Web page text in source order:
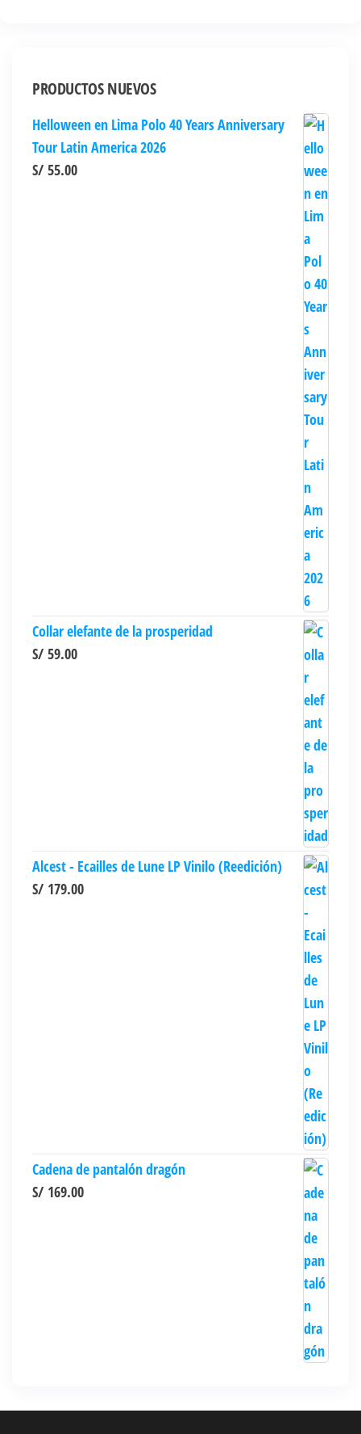
PRODUCTOS NUEVOS
Helloween en Lima Polo 40 Years Anniversary
Tour Latin America 2026
S/ 55.00
Collar elefante de la prosperidad
S/ 59.00
Alcest - Ecailles de Lune LP Vinilo (Reedición)
S/ 179.00
Cadena de pantalón dragón
S/ 169.00